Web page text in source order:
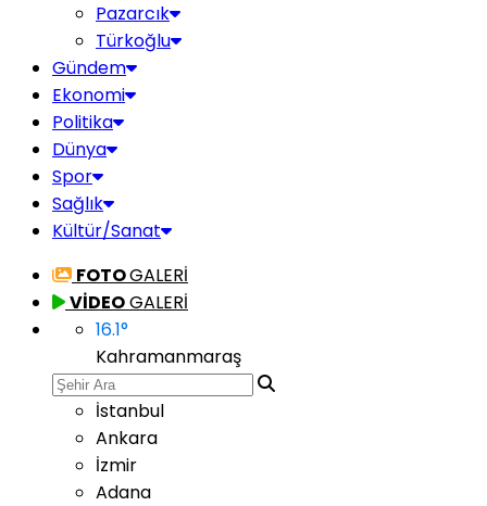
Pazarcık
Türkoğlu
Gündem
Ekonomi
Politika
Dünya
Spor
Sağlık
Kültür/Sanat
FOTOGALERİ
VİDEOGALERİ
16.1°
Kahramanmaraş
İstanbul
Ankara
İzmir
Adana